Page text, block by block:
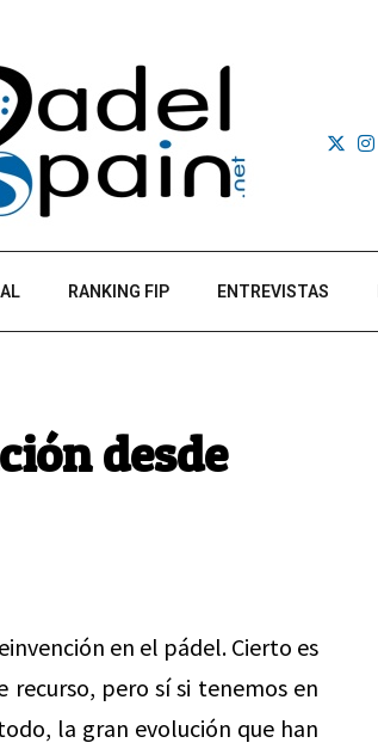
RANKING FIP ENTREVISTAS
desde
en el pádel. Cierto es
pero sí si tenemos en
la gran evolución que han